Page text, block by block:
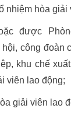
nhiệm hòa giải
được
công đoàn
khu chế
viên ao động;
giải viên lao